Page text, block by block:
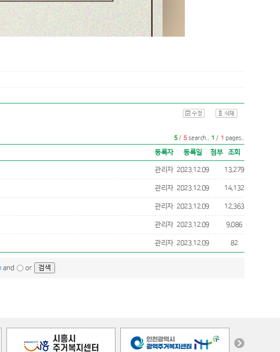
5/ 5search.. 1 / 1 pages..
등록자 등록일 첨부 조회
관리자 2023.12.09 13,279
관리자 2023.12.09 14,132
관리자 2023.12.09 12,363
관리자 2023.12.09 9,086
관리자 2023.12.09 82
and or